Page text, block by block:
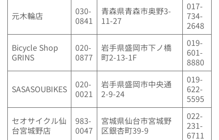
元木輪店
030-
0841
青森県青森市奥野3-
11-27
017-
734-
2648
Bicycle Shop
GRINS
020-
0877
岩手県盛岡市下ノ橋
町2-13-1F
019-
601-
8880
SASASOUBIKES
020-
0021
岩手県盛岡市中央通
2-9-24
019-
622-
5595
セオサイクル仙
台宮城野店
983-
0047
宮城県仙台市宮城野
区銀杏町39-9
022-
231-
6711